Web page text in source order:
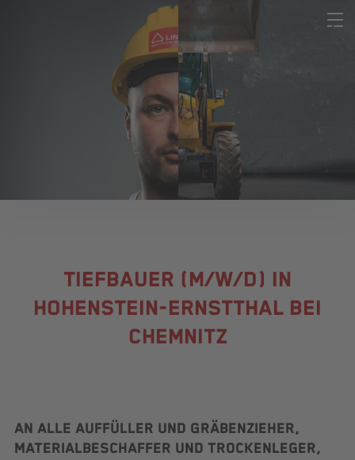
TIEFBAUER (M/W/D) IN
HOHENSTEIN-ERNSTTHAL BEI
CHEMNITZ
An alle Auffüller und Gräbenzieher,
Materialbeschaffer und Trockenleger,